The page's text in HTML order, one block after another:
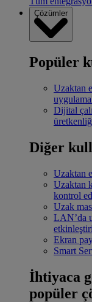
Çözümler
Popüler
Uzaktan
Dijital
Diğer
Uzaktan
Uzaktan
kontrol
Uzak
LAN’da
Ekran
Smart
İhtiyaca
popüler